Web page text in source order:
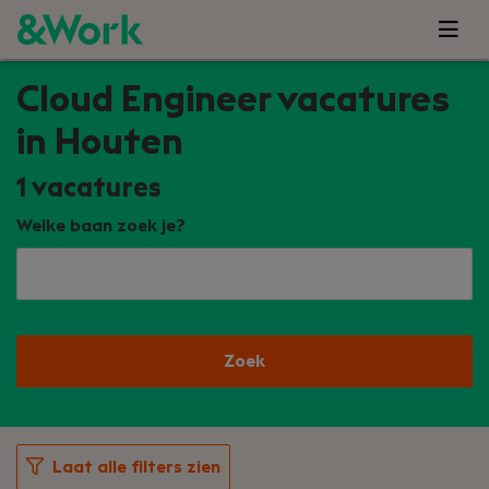
Cloud Engineer vacatures
in Houten
1 vacatures
Welke baan zoek je?
Zoek
Laat alle filters zien